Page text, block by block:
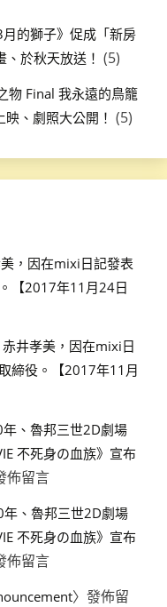
的獅子》促成「新房
於秋天放送！ (5)
物 Final 我永遠的鳥籠
、劇照大公開！ (5)
，因在mixi日記發表
【2017年11月24日
井孝美，因在mixi日
締役。【2017年11月
、魯邦三世2D劇場
不死身の血族》宣布
佈留言
、魯邦三世2D劇場
不死身の血族》宣布
佈留言
〉發佈留